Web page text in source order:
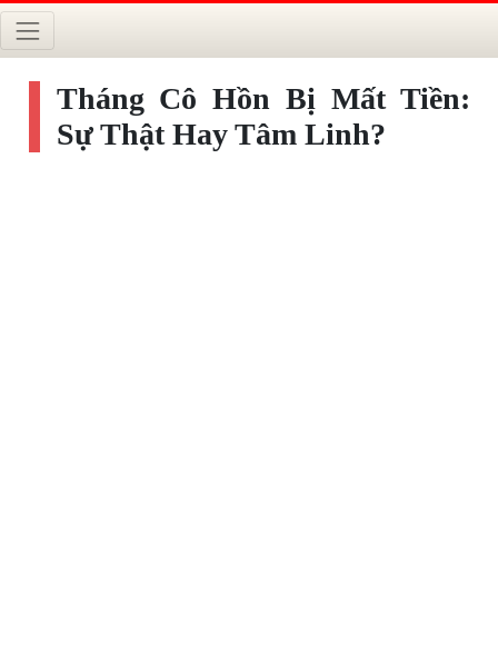
Tháng Cô Hồn Bị Mất Tiền:
Sự Thật Hay Tâm Linh?